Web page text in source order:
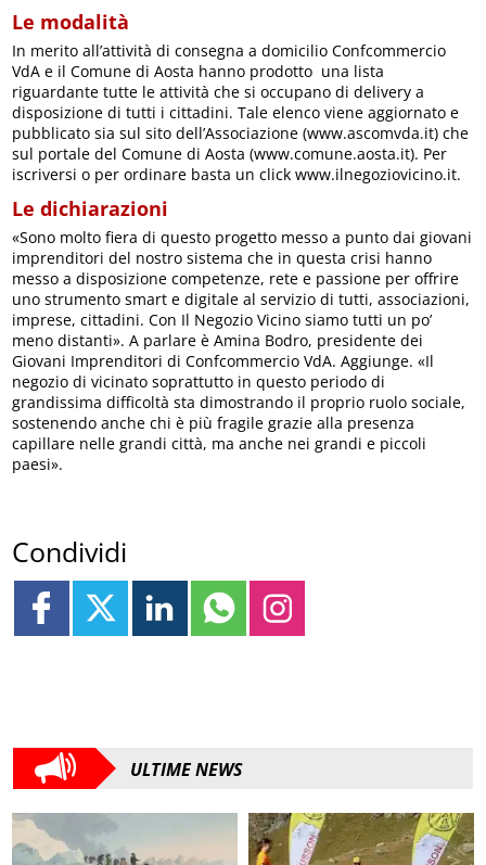
Le modalità
In merito all’attività di consegna a domicilio Confcommercio
VdA e il Comune di Aosta hanno prodotto una lista
riguardante tutte le attività che si occupano di delivery a
disposizione di tutti i cittadini. Tale elenco viene aggiornato e
pubblicato sia sul sito dell’Associazione (www.ascomvda.it) che
sul portale del Comune di Aosta (www.comune.aosta.it). Per
iscriversi o per ordinare basta un click www.ilnegoziovicino.it.
Le dichiarazioni
«Sono molto fiera di questo progetto messo a punto dai giovani
imprenditori del nostro sistema che in questa crisi hanno
messo a disposizione competenze, rete e passione per offrire
uno strumento smart e digitale al servizio di tutti, associazioni,
imprese, cittadini. Con Il Negozio Vicino siamo tutti un po’
meno distanti». A parlare è Amina Bodro, presidente dei
Giovani Imprenditori di Confcommercio VdA. Aggiunge. «Il
negozio di vicinato soprattutto in questo periodo di
grandissima difficoltà sta dimostrando il proprio ruolo sociale,
sostenendo anche chi è più fragile grazie alla presenza
capillare nelle grandi città, ma anche nei grandi e piccoli
paesi».
Condividi
ULTIME NEWS